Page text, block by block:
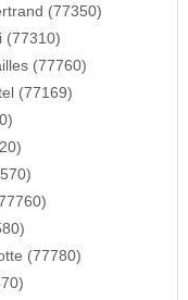
(77350)
(77310)
(77760)
(77169)
(77780)